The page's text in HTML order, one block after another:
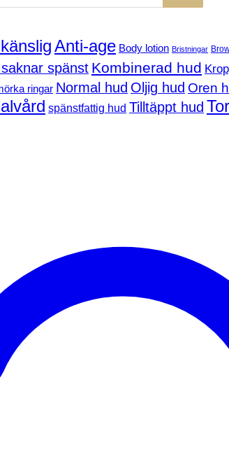
Anti-age Body lotion Bristningar
spänst Kombinerad hud
ringar Normal hud Oljig hud Oren
spänstfattig hud Tilltäppt hud